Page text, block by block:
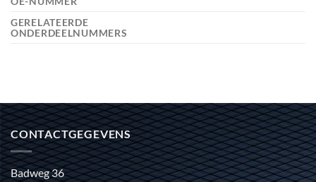
GERELATEERDE
ONDERDEELNUMMERS
CONTACTGEGEVENS
Badweg 36